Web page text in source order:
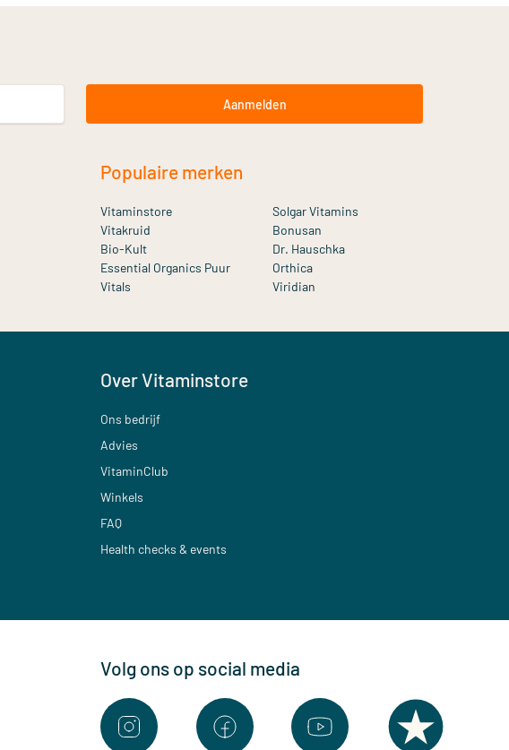
Aanmelden
Populaire merken
Vitaminstore
Solgar Vitamins
Vitakruid
Bonusan
Bio-Kult
Dr. Hauschka
Essential Organics Puur
Orthica
Vitals
Viridian
Over Vitaminstore
Ons bedrijf
Advies
VitaminClub
Winkels
FAQ
Health checks & events
Volg ons op social media